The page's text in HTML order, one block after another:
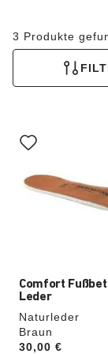
3 Produkte
Comfort
Leder
Naturleder
Braun
Price:
30,00 €
Anklicken
der
werden
Produktbilder